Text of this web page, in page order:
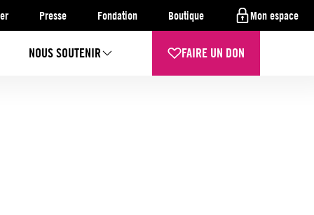
Presse Fondation Boutique Mon espace
NOUS SOUTENIR FAIRE UN DON